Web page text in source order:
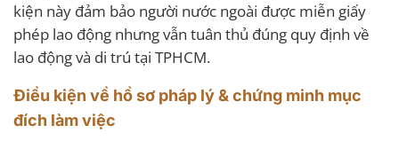
kiện này đảm bảo người nước ngoài được miễn giấy
phép lao động nhưng vẫn tuân thủ đúng quy định về
lao động và di trú tại TPHCM.
Điều kiện về hồ sơ pháp lý & chứng minh mục
đích làm việc